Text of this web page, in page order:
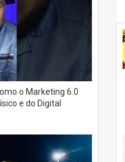
o Marketing 6.0
e do Digital